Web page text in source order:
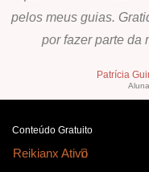
pelos meus guias.
por fazer parte da
Patrícia
Conteúdo Gratuito
Reikianx Ativo